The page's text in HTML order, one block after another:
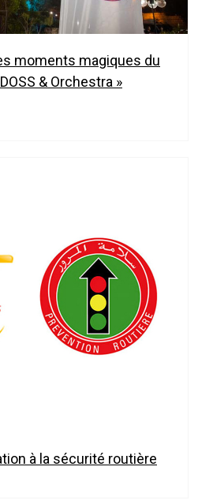
moments magiques du
& Orchestra »
à la sécurité routière